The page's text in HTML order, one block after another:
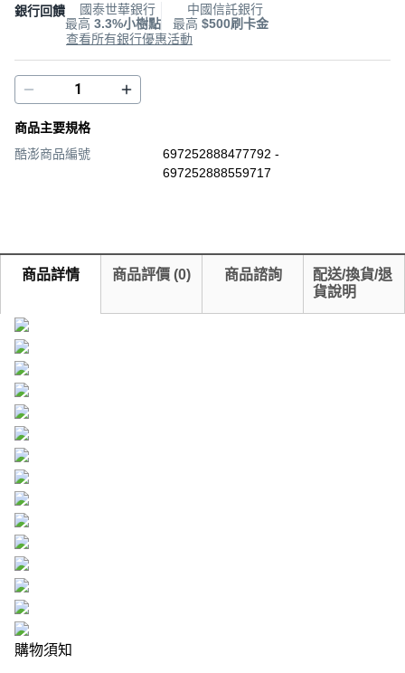
銀行回饋
國泰世華銀行
最高 3.3%小樹點
中國信託銀行
最高 $500刷卡金
查看所有銀行優惠活動
商品主要規格
酷澎商品編號
697252888477792 -
697252888559717
商品詳情 商品評價 (0) 商品諮詢
配送/換貨/退
貨說明
購物須知